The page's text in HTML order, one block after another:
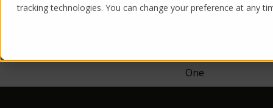
tracking technologies. You can change your preference at any
One